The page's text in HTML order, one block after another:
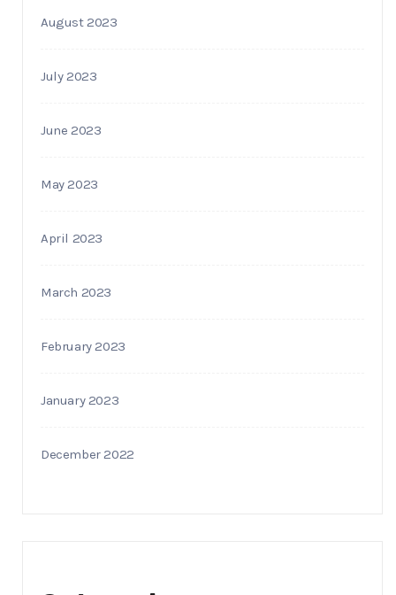
August 2023
July 2023
June 2023
May 2023
April 2023
March 2023
February 2023
January 2023
December 2022